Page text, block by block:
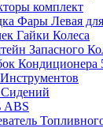
комплект
Фары Левая
Гайки Колеса
Запасного
Кондиционера
ABS